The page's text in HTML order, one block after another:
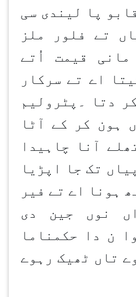
پا لیندی سی
تے فلور ملز
قیمت اُتے
اے تے سرکار
دتا ۔پٹرولیم
ہون کر کے آٹا
آنا چاہیدا
تک جا اپڑیا
ہونا اے تے فیر
نوں جین دی
ن دا حکمناما
تاں ٹھیک رہوے